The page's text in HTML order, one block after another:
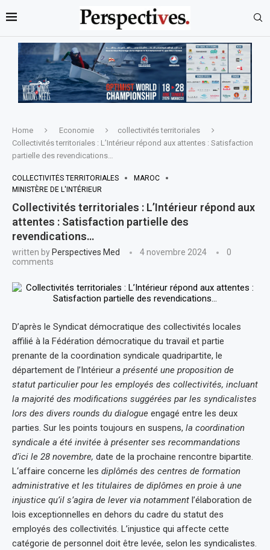
Home Economie
collectivités territoriales
Collectivités territoriales : L’Intérieur répond aux attentes : Satisfaction
partielle des revendications…
COLLECTIVITÉS TERRITORIALES
MAROC
MINISTÈRE DE L'INTÉRIEUR
Collectivités territoriales : L’Intérieur répond aux
attentes : Satisfaction partielle des
revendications…
written by Perspectives Med 4 novembre 2024
0
comments
D’après le Syndicat démocratique des collectivités locales
affilié à la Fédération démocratique du travail et partie
prenante de la coordination syndicale quadripartite, le
département de l’Intérieur a présenté une proposition de
statut particulier pour les employés des collectivités, incluant
la majorité des modifications suggérées par les syndicalistes
lors des divers rounds du dialogue engagé entre les deux
parties. Sur les points toujours en suspens, la coordination
syndicale a été invitée à présenter ses recommandations
d’ici le 28 novembre, date de la prochaine rencontre bipartite.
L‘affaire concerne les diplômés des centres de formation
administrative et les titulaires de diplômes en proie à une
injustice qu’il s’agira de lever via notamment l’élaboration de
lois exceptionnelles en dehors du cadre du statut des
employés des collectivités. L’injustice qui affecte cette
catégorie de personnel doit être levée, selon les syndicalistes.